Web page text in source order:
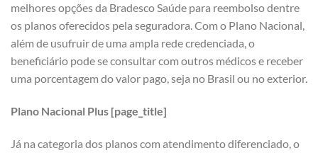
melhores opções da Bradesco Saúde para reembolso dentre
os planos oferecidos pela seguradora. Com o Plano Nacional,
além de usufruir de uma ampla rede credenciada, o
beneficiário pode se consultar com outros médicos e receber
uma porcentagem do valor pago, seja no Brasil ou no exterior.
Plano Nacional Plus [page_title]
Já na categoria dos planos com atendimento diferenciado, o